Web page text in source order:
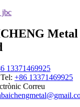
13371469925
Tel: +86 13371469925
Correu